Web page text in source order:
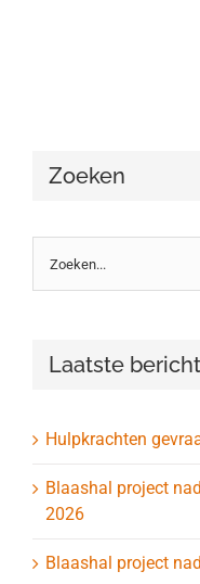
Zoeken
naar:
Laatste
Hulpkrachten
Blaashal project
2026
Blaashal project